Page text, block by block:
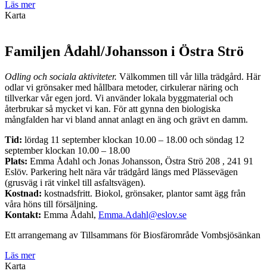
Läs mer
Karta
Familjen Ådahl/Johansson i Östra Strö
Odling och sociala aktiviteter. Välkommen till vår lilla trädgård. Här
odlar vi grönsaker med hållbara metoder, cirkulerar näring och
tillverkar vår egen jord. Vi använder lokala byggmaterial och
återbrukar så mycket vi kan. För att gynna den biologiska
mångfalden har vi bland annat anlagt en äng och grävt en damm.
Tid: lördag 11 september klockan 10.00 – 18.00 och söndag 12
september klockan 10.00 – 18.00
Plats: Emma Ådahl och Jonas Johansson, Östra Strö 208 , 241 91
Eslöv. Parkering helt nära vår trädgård längs med Plässevägen
(grusväg i rät vinkel till asfaltsvägen).
Kostnad: kostnadsfritt. Biokol, grönsaker, plantor samt ägg från
våra höns till försäljning.
Kontakt: Emma Ådahl, Emma.Adahl@eslov.se
Ett arrangemang av Tillsammans för Biosfärområde Vombsjösänkan
Läs mer
Karta